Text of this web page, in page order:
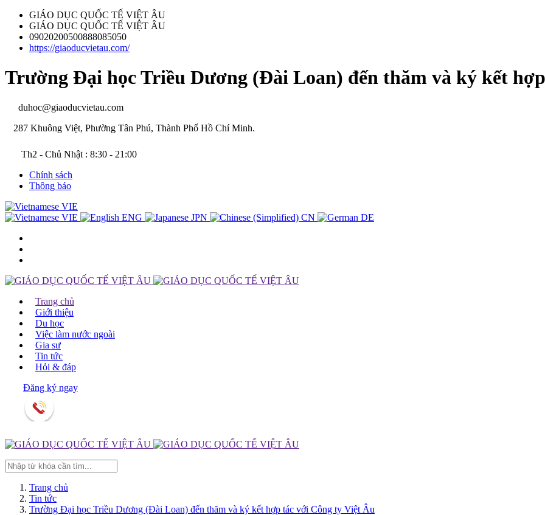
GIÁO DỤC QUỐC TẾ VIỆT ÂU
GIÁO DỤC QUỐC TẾ VIỆT ÂU
09020200500888085050
https://giaoducvietau.com/
Trường Đại học Triều Dương (Đài Loan) đến thăm và ký kết
duhoc@giaoducvietau.com
287 Khuông Việt, Phường Tân Phú, Thành Phố Hồ Chí Minh.
Th2 - Chủ Nhật : 8:30 - 21:00
Chính sách
Thông báo
VIE
VIE
ENG JPN CN DE
Trang chủ
Giới thiệu
Du học
Việc làm nước ngoài
Gia sư
Tin tức
Hỏi & đáp
Đăng ký ngay
Trang chủ
Tin tức
Trường Đại học Triều Dương (Đài Loan) đến thăm và ký kết hợp tác với Công ty Việt Âu